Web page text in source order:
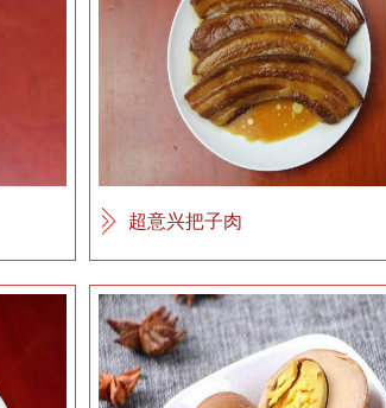
超意兴把子肉